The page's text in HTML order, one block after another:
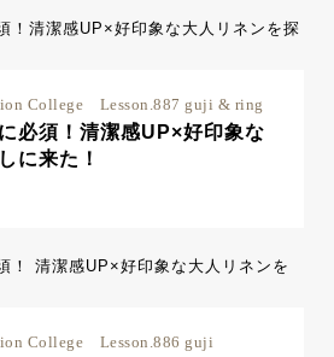
College Lesson.887 guji & ring
必須！清潔感UP×好印象な
に来た！
College Lesson.886 guji